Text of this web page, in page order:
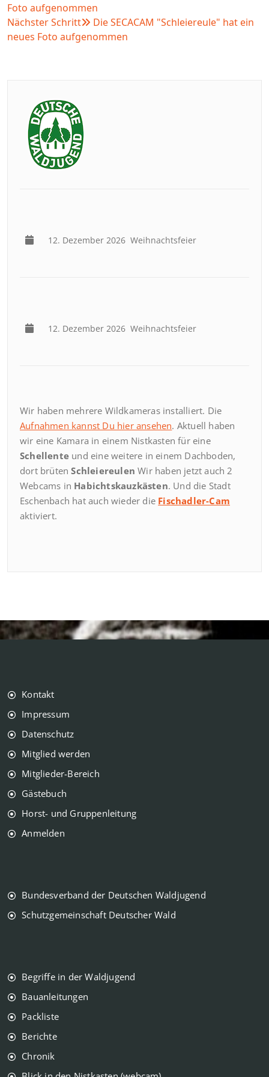
Foto aufgenommen
Nächster Schritt
Die SECACAM "Schleiereule" hat ein
neues Foto aufgenommen
12. Dezember 2026 Weihnachtsfeier
12. Dezember 2026 Weihnachtsfeier
Wir haben mehrere Wildkameras installiert. Die
Aufnahmen kannst Du hier ansehen. Aktuell haben
wir eine Kamara in einem Nistkasten für eine
Schellente und eine weitere in einem Dachboden,
dort brütenSchleiereulen Wir haben jetzt auch 2
Webcams in Habichtskauzkästen. Und die Stadt
Eschenbach hat auch wieder die Fischadler-Cam
aktiviert.
Kontakt
Impressum
Datenschutz
Mitglied werden
Mitglieder-Bereich
Gästebuch
Horst- und Gruppenleitung
Anmelden
Bundesverband der Deutschen Waldjugend
Schutzgemeinschaft Deutscher Wald
Begriffe in der Waldjugend
Bauanleitungen
Packliste
Berichte
Chronik